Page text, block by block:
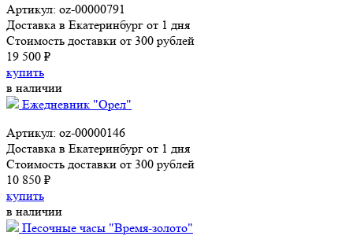
Артикул: oz-00000791
Доставка в Екатеринбург от 1 дня
Стоимость доставки от 300 рублей
19 500 ₽
купить
в наличии
Ежедневник "Орел"
Артикул: oz-00000146
Доставка в Екатеринбург от 1 дня
Стоимость доставки от 300 рублей
10 850 ₽
купить
в наличии
Песочные часы "Время-золото"